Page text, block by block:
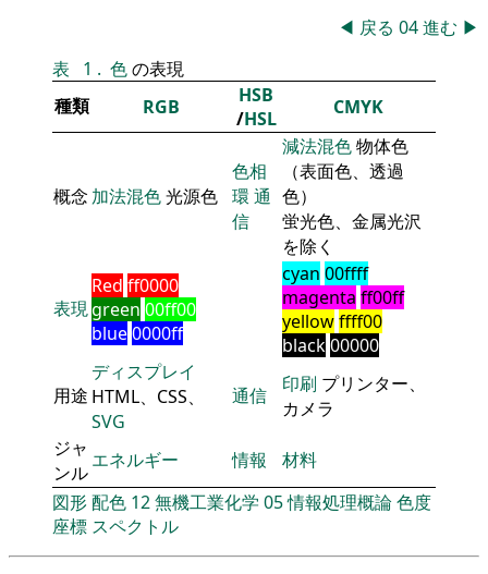
◀ 戻る 04進む ▶
表
1 . 色の表現
種類
RGB
HSB
/HSL CMYK
概念 加法混色光源色
色相
環 通
信
減法混色物体色
（表面色、透過
色）
蛍光色、金属光沢
を除く
表現
Red ff0000
green 00ff00
blue0000ff
cyan 00ffff
magenta ff00ff
yellowffff00
black00000
用途
ディスプレイ
HTML、CSS、
SVG
通信 印刷 プリンター、
カメラ
ジャ
ンル
エネルギー 情報
材料
図形配色 12無機工業化学 05情報処理概論色度
座標 スペクトル